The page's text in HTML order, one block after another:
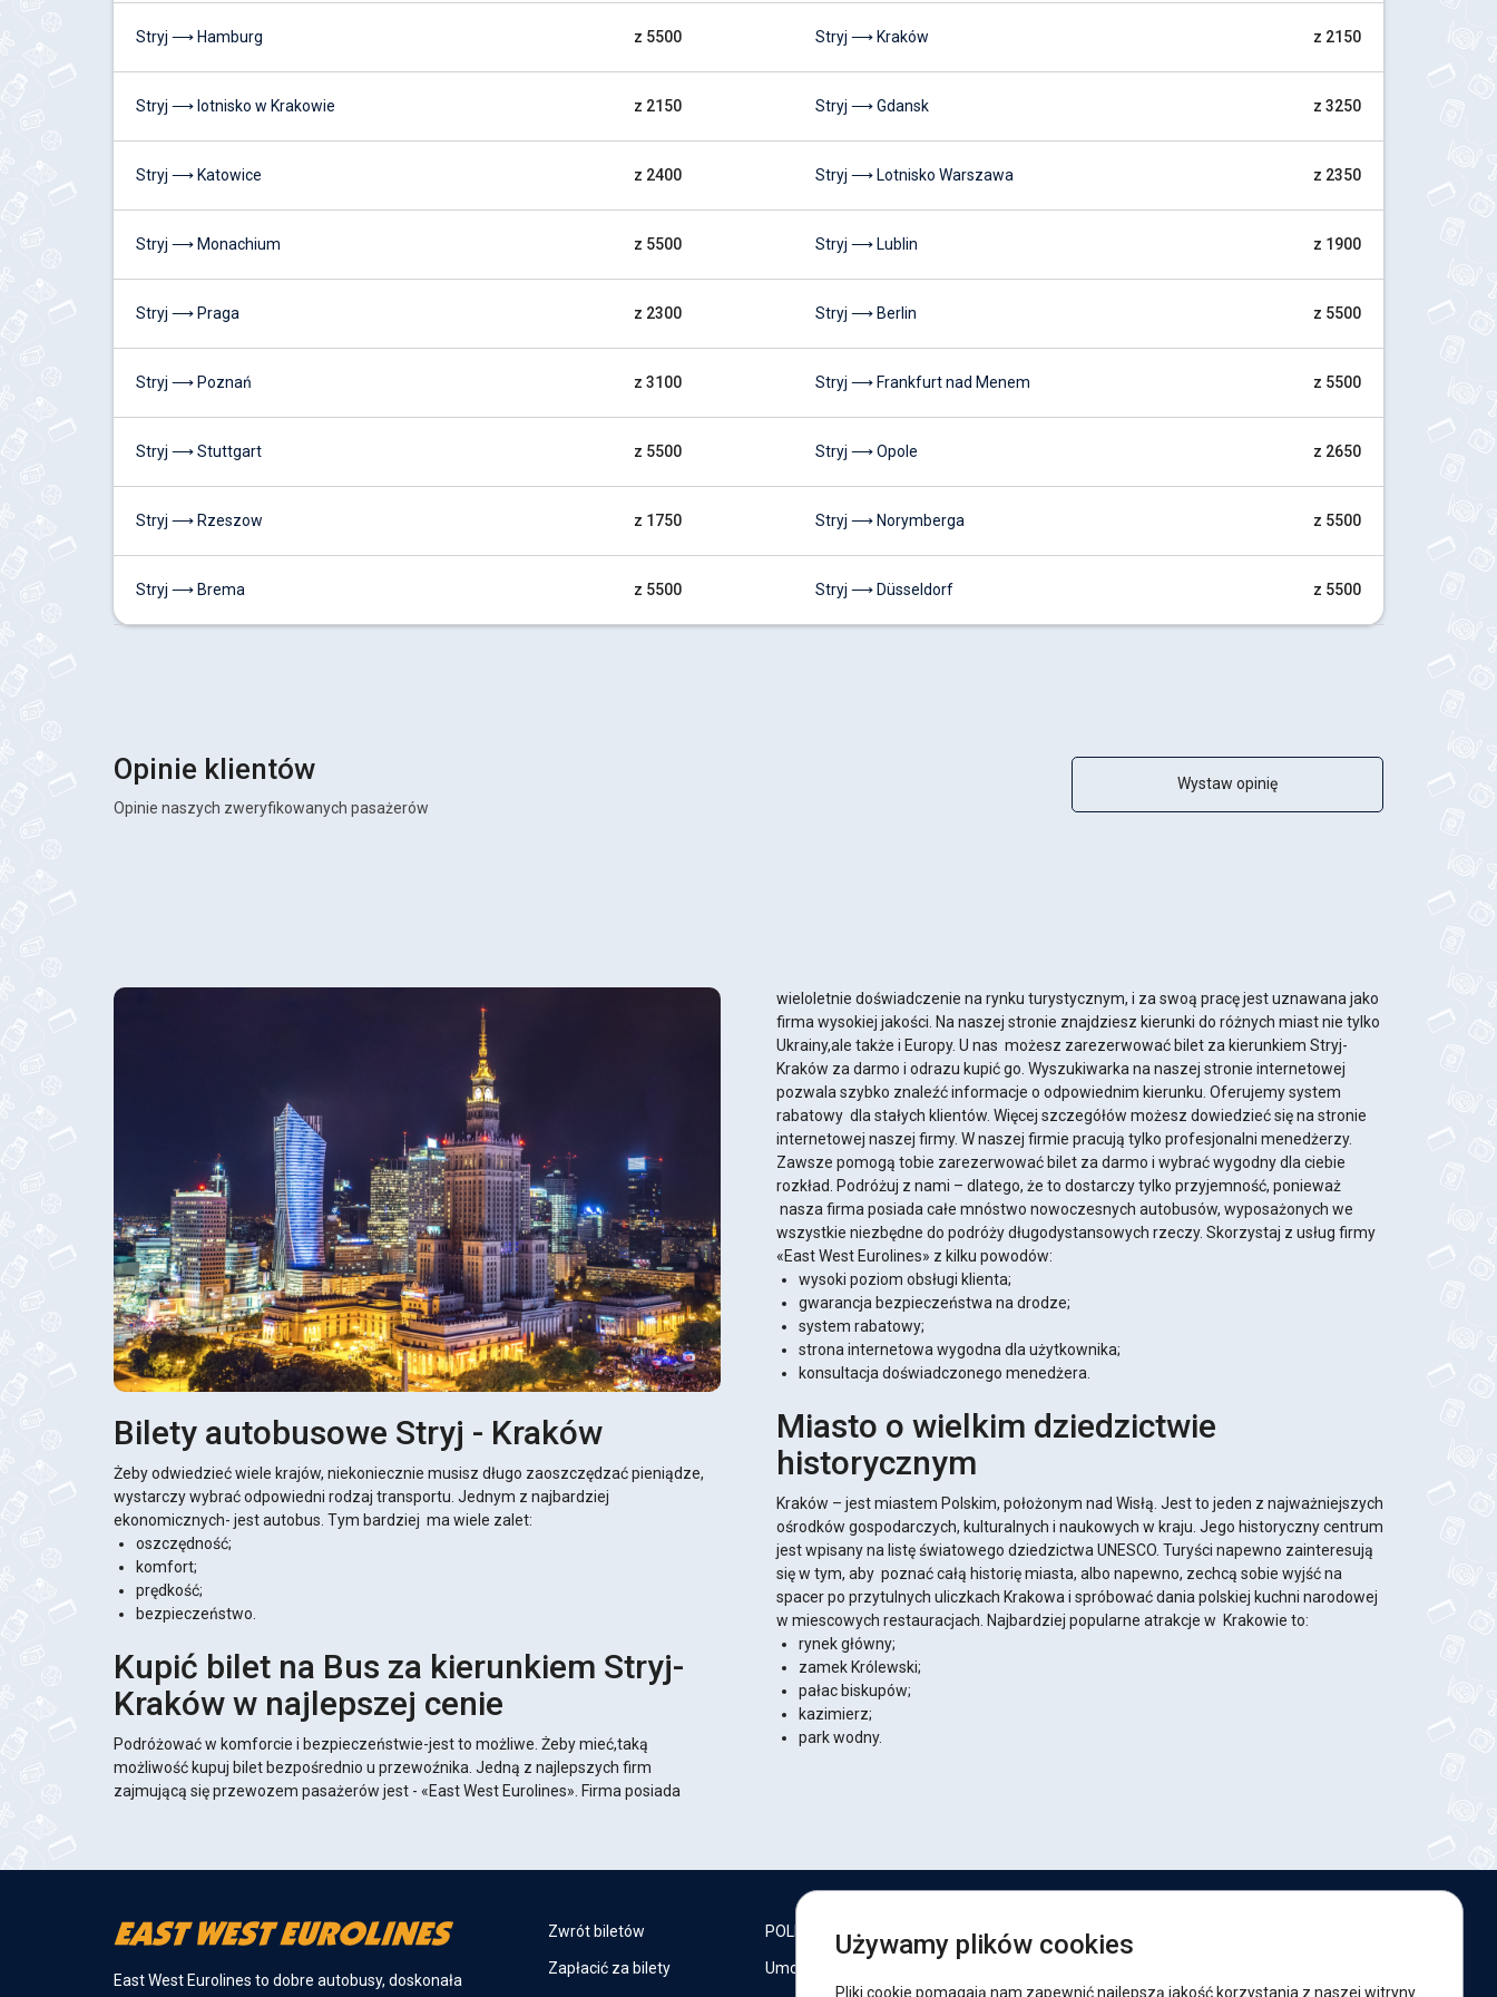
Stryj ⟶ Hamburg z 5500
Stryj ⟶ lotnisko w Krakowie z 2150
Stryj ⟶ Katowice z 2400
Stryj ⟶ Monachium z 5500
Stryj ⟶ Praga z 2300
Stryj ⟶ Poznań z 3100
Stryj ⟶ Stuttgart z 5500
Stryj ⟶ Rzeszow z 1750
Stryj ⟶ Brema z 5500
Stryj ⟶ Kraków z 2150
Stryj ⟶ Gdansk z 3250
Stryj ⟶ Lotnisko Warszawa z 2350
Stryj ⟶ Lublin z 1900
Stryj ⟶ Berlin z 5500
Stryj ⟶ Frankfurt nad Menem z 5500
Stryj ⟶ Opole z 2650
Stryj ⟶ Norymberga z 5500
Stryj ⟶ Düsseldorf z 5500
Opinie klientów
Opinie naszych zweryfikowanych pasażerów
Wystaw opinię
Bilety autobusowe Stryj - Kraków
Żeby odwiedzieć wiele krajów, niekoniecznie musisz długo zaoszczędzać pieniądze,
wystarczy wybrać odpowiedni rodzaj transportu. Jednym z najbardziej
ekonomicznych- jest autobus. Tym bardziej ma wiele zalet:
oszczędność;
komfort;
prędkość;
bezpieczeństwo.
Kupić bilet na Bus za kierunkiem Stryj-
Kraków w najlepszej cenie
Podróżować w komforcie i bezpieczeństwie-jest to możliwe. Żeby mieć,taką
możliwość kupuj bilet bezpośrednio u przewoźnika. Jedną z najlepszych firm
zajmującą się przewozem pasażerów jest - «East West Eurolines». Firma posiada
wieloletnie doświadczenie na rynku turystycznym, i za swoą pracę jest uznawana jako
firma wysokiej jakości. Na naszej stronie znajdziesz kierunki do różnych miast nie tylko
Ukrainy,ale także i Europy. U nas możesz zarezerwować bilet za kierunkiem Stryj-
Kraków za darmo i odrazu kupić go. Wyszukiwarka na naszej stronie internetowej
pozwala szybko znaleźć informacje o odpowiednim kierunku. Oferujemy system
rabatowy dla stałych klientów. Więcej szczegółów możesz dowiedzieć się na stronie
internetowej naszej firmy. W naszej firmie pracują tylko profesjonalni menedżerzy.
Zawsze pomogą tobie zarezerwować bilet za darmo i wybrać wygodny dla ciebie
rozkład. Podróżuj z nami – dlatego, że to dostarczy tylko przyjemność, ponieważ
nasza firma posiada całe mnóstwo nowoczesnych autobusów, wyposażonych we
wszystkie niezbędne do podróży długodystansowych rzeczy. Skorzystaj z usług firmy
«East West Eurolines» z kilku powodów:
wysoki poziom obsługi klienta;
gwarancja bezpieczeństwa na drodze;
system rabatowy;
strona internetowa wygodna dla użytkownika;
konsultacja doświadczonego menedżera.
Miasto o wielkim dziedzictwie
historycznym
Kraków – jest miastem Polskim, położonym nad Wisłą. Jest to jeden z najważniejszych
ośrodków gospodarczych, kulturalnych i naukowych w kraju. Jego historyczny centrum
jest wpisany na listę światowego dziedzictwa UNESCO. Turyści napewno zainteresują
się w tym, aby poznać całą historię miasta, albo napewno, zechcą sobie wyjść na
spacer po przytulnych uliczkach Krakowa i spróbować dania polskiej kuchni narodowej
w miescowych restauracjach. Najbardziej popularne atrakcje w Krakowie to:
rynek główny;
zamek Królewski;
pałac biskupów;
kazimierz;
park wodny.
East West Eurolines to dobre autobusy, doskonała
Zwrót biletów
Zapłacić za bilety
POLITYKA COOKIES
Umowa oferty
Jesteśmy w sieciach społecznościowych:
Facebook
Używamy plików cookies
Pliki cookie pomagają nam zapewnić najlepszą jakość korzystania z naszej witryny.